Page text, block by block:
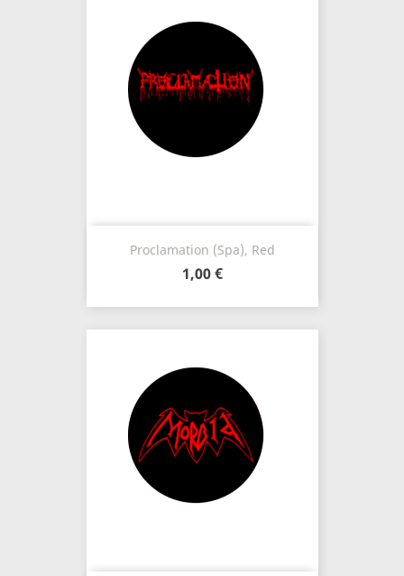
Proclamation (Spa), Red
1,00 €